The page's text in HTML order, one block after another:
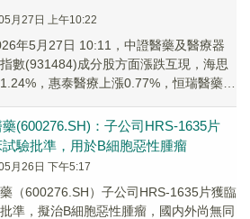
月27日 上午10:22
年5月27日 10:11，中證醫藥及醫療器
數(931484)成分股方面漲跌互現，海思
，惠泰醫療上漲0.77%，恒瑞醫藥上
(600276.SH)：子公司HRS-1635片
驗批準，用於B細胞惡性腫瘤
月26日 下午5:17
（600276.SH）子公司HRS-1635片獲臨
準，擬治B細胞惡性腫瘤，國内外尚無同